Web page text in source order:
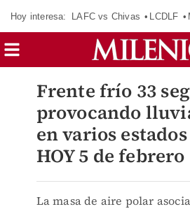
Hoy interesa: LAFC vs Chivas LCDLF
Frente frío 33
provocando
en varios
HOY 5 de febrero
La masa de aire polar